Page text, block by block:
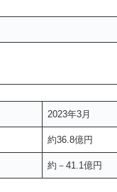
2023年3月
約36.8億円
約－41.1億円